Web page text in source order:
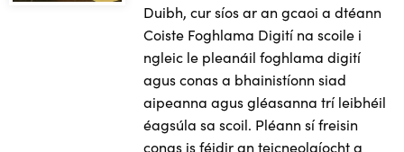
Duibh, cur síos ar an gcaoi a dtéann
Coiste Foghlama Digití na scoile i
ngleic le pleanáil foghlama digití
agus conas a bhainistíonn siad
aipeanna agus gléasanna trí leibhéil
éagsúla sa scoil. Pléann sí freisin
conas is féidir an teicneolaíocht a